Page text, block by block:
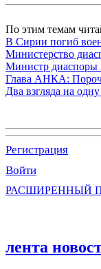
По этим темам
В Сирии погиб
Министерство
Министр диаспоры
Глава АНКА:
Два взгляда на
Регистрация
Войти
РАСШИРЕННЫЙ
лента